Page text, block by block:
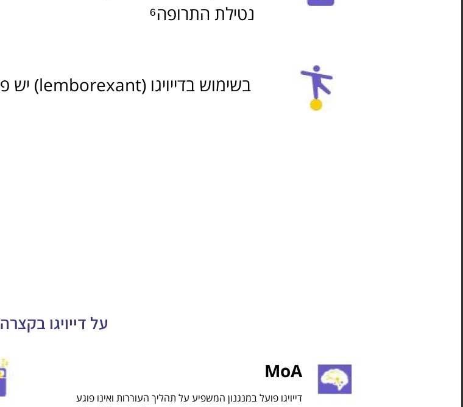
נטילת התרופה⁶
בשימוש בדייויגו (lemborexant) יש פחות סיכון לנפילות, באופן משמעותי.†⁷
על דייויגו בקצרה
MoA
דייויגו פועל במנגנון המשפיע על תהליך העוררות ואינו פוגע